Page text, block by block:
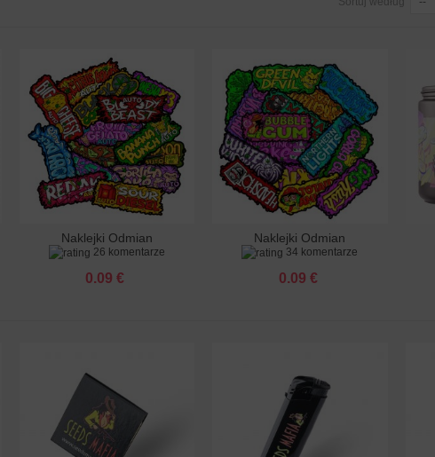
Dodaj do koszyka
Naklejki Odmian
Automatycznie...
26 komentarze
0.09 €
Dodaj do koszyka
Naklejki Odmian
Feminizowanych
34 komentarze
0.09 €